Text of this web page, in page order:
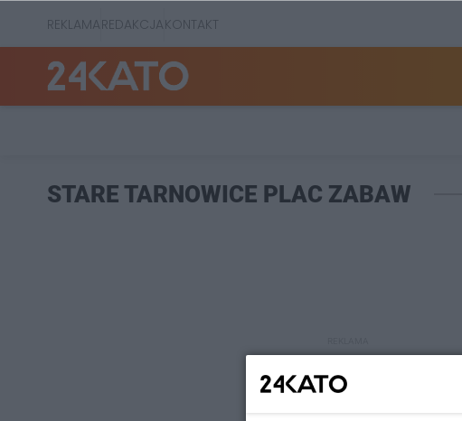
REKLAMAREDAKCJAKONTAKT
STARE TARNOWICE PLAC ZABAW